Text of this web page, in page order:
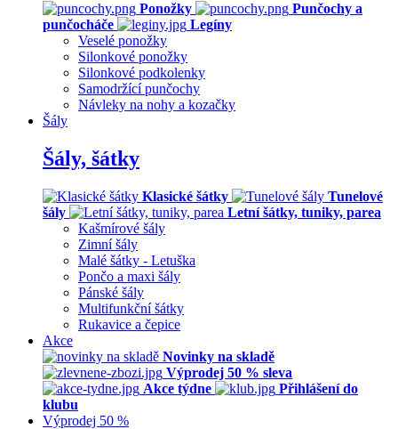
Ponožky
Punčochy a
punčocháče
Legíny
Veselé ponožky
Silonkové ponožky
Silonkové podkolenky
Samodržící punčochy
Návleky na nohy a kozačky
Šály
Šály, šátky
Klasické šátky
Tunelové
šály
Letní šátky, tuniky, parea
Kašmírové šály
Zimní šály
Malé šátky - Letuška
Pončo a maxi šály
Pánské šály
Multifunkční šátky
Rukavice a čepice
Akce
Novinky na skladě
Výprodej 50 % sleva
Akce týdne
Přihlášení do
klubu
Výprodej 50 %